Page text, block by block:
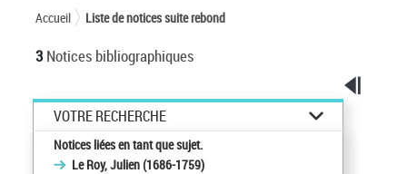
Accueil Liste de notices suite rebond
3 Notices bibliographiques
VOTRE RECHERCHE
Notices liées en tant que sujet.
Le Roy, Julien (1686-1759)